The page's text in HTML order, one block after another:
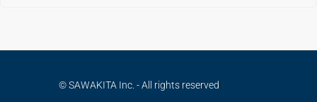
© SAWAKITA Inc. - All rights reserved